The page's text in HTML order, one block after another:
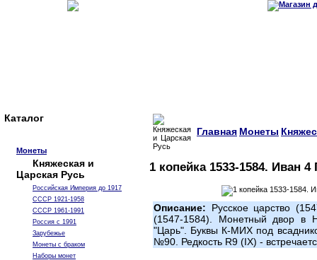
Каталог
Монеты
Княжеская и
Царская Русь
Российская Империя до 1917
СССР 1921-1958
СССР 1961-1991
Россия с 1991
Зарубежье
Монеты с браком
Наборы монет
Главная Монеты
1 копейка 1533-1584. Иван
Описание: Русское царство
(1547-1584). Монетный двор в
"Царь". Буквы К-МИХ под
№90. Редкость R9 (IX) -